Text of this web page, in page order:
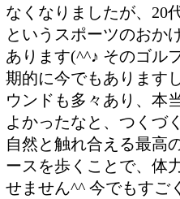
なくなりましたが、20
というスポーツのおか
あります(^^♪ そのゴル
期的に今でもあります
ウンドも多々あり、本
よかったなと、つくづ
自然と触れ合える最高
ースを歩くことで、体
せません^^ 今でもすご